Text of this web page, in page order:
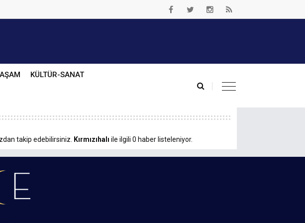
KÜLTÜR-SANAT
takip edebilirsiniz. Kırmızıhalı ile ilgili 0 haber listeleniyor.